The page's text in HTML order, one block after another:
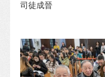
司徒成晉